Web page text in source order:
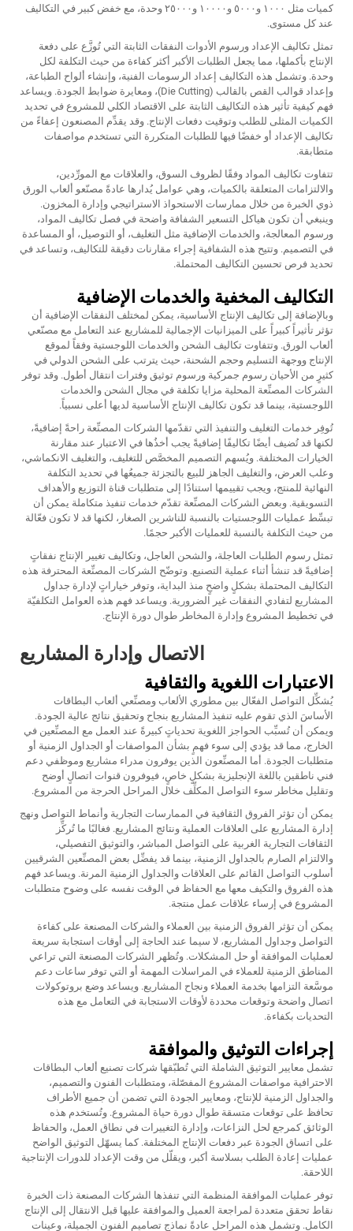
كميات مثل ١٠٠٠ و٥٠٠٠ و١٠٠٠٠ و٢٥٠٠٠ وحدة، مع خفض كبير في التكاليف
عند كل مستوى.
تمثل تكاليف الإعداد ورسوم الأدوات النفقات الثابتة التي تُوزَّع على دفعة
الإنتاج بأكملها، مما يجعل الطلبات الأكبر أكثر كفاءة من حيث التكلفة لكل
وحدة. وتشمل هذه التكاليف إعداد الرسومات الفنية، وإنشاء ألواح الطباعة،
وإعداد قوالب القص بالقالب (Die Cutting)، ومعايرة ضوابط الجودة. ويساعد
فهم كيفية تأثير هذه التكاليف الثابتة على الاقتصاد الكلي للمشروع في تحديد
الكميات المثلى للطلب وتوقيت دفعات الإنتاج. وقد يقدِّم المصنعون إعفاءً من
تكاليف الإعداد أو خفضًا فيها للطلبات المتكررة التي تستخدم مواصفات
متطابقة.
تتفاوت تكاليف المواد وفقًا لظروف السوق، والعلاقات مع المورِّدين،
والالتزامات المتعلقة بالكميات، وهي عوامل يُدارها عادةً مصنّعو ألعاب الورق
ذوي الخبرة من خلال ممارسات الاستحواذ الاستراتيجي وإدارة المخزون.
وينبغي أن تكون هياكل التسعير الشفافة واضحة في فصل تكاليف المواد،
ورسوم المعالجة، والخدمات الإضافية مثل التغليف، أو التوصيل، أو المساعدة
في التصميم. وتتيح هذه الشفافية إجراء مقارنات دقيقة للتكاليف، وتساعد في
تحديد فرص تحسين التكاليف المحتملة.
التكاليف المخفية والخدمات الإضافية
وبالإضافة إلى تكاليف الإنتاج الأساسية، يمكن لمختلف النفقات الإضافية أن
تؤثر تأثيراً كبيراً على الميزانيات الإجمالية للمشاريع عند التعامل مع مصنّعي
ألعاب الورق. وتتفاوت تكاليف الشحن والخدمات اللوجستية وفقاً لموقع
الإنتاج ووجهة التسليم وحجم الشحنة، حيث يترتب على الشحن الدولي في
كثيرٍ من الأحيان رسوم جمركية ورسوم توثيق وفترات انتقال أطول. وقد توفر
الشركات المصنِّعة المحلية مزايا تكلفة في مجال الشحن والخدمات
اللوجستية، بينما قد تكون تكاليف الإنتاج الأساسية لديها أعلى نسبياً.
تُوفِر خدمات التغليف والتنفيذ التي تقدّمها الشركات المصنِّعة راحةً إضافيةً،
لكنها قد تُضيف أيضًا تكاليفًا إضافيةً يجب أخذُها في الاعتبار عند مقارنة
الخيارات المختلفة. ويُسهم التصميم المخصَّص للتغليف، والتغليف الانكماشي،
وعلب العرض، والتغليف الجاهز للبيع بالتجزئة جميعُها في تحديد التكلفة
النهائية للمنتج، ويجب تقييمها استنادًا إلى متطلبات قناة التوزيع والأهداف
التسويقية. وبعض الشركات المصنِّعة تقدّم خدمات تنفيذ متكاملة يمكن أن
تبسِّط عمليات اللوجستيات بالنسبة للناشرين الصغار، لكنها قد لا تكون فعّالة
من حيث التكلفة بالنسبة للعمليات الأكبر حجمًا.
تمثل رسوم الطلبات العاجلة، والشحن العاجل، وتكاليف تغيير الإنتاج نفقاتٍ
إضافيةً قد تنشأ أثناء عملية التصنيع. وتوضّح الشركات المصنِّعة المحترفة هذه
التكاليف المحتملة بشكلٍ واضحٍ منذ البداية، وتوفر خياراتٍ لإدارة جداول
المشاريع لتفادي النفقات غير الضرورية. ويساعد فهم هذه العوامل التكلفيّة
في تخطيط المشروع وإدارة المخاطر طوال دورة الإنتاج.
الاتصال وإدارة المشاريع
الاعتبارات اللغوية والثقافية
يُشكِّل التواصل الفعّال بين مطوري الألعاب ومصنِّعي ألعاب البطاقات
الأساسَ الذي تقوم عليه تنفيذ المشاريع بنجاح وتحقيق نتائج عالية الجودة.
ويمكن أن تُسبِّب الحواجز اللغوية تحدياتٍ كبيرةً عند العمل مع المصنِّعين في
الخارج، مما قد يؤدي إلى سوء فهمٍ بشأن المواصفات أو الجداول الزمنية أو
متطلبات الجودة. أما المصنِّعون الذين يوفرون مدراء مشاريع وموظفي دعم
فني ناطقين باللغة الإنجليزية بشكلٍ خاصٍ، فيوفرون قنوات اتصالٍ أوضح
وتقليل مخاطر سوء التواصل المكلِّف خلال المراحل الحرجة من المشروع.
يمكن أن تؤثر الفروق الثقافية في الممارسات التجارية وأنماط التواصل ونهج
إدارة المشاريع على العلاقات العملية ونتائج المشاريع. فغالبًا ما تُركِّز
الثقافات التجارية الغربية على التواصل المباشر، والتوثيق التفصيلي،
والالتزام الصارم بالجداول الزمنية، بينما قد يفضِّل بعض المصنِّعين الشرقيين
أسلوب التواصل القائم على العلاقات والجداول الزمنية المرنة. ويساعد فهم
هذه الفروق والتكيف معها مع الحفاظ في الوقت نفسه على وضوح متطلبات
المشروع في إرساء علاقات عمل منتجة.
يمكن أن تؤثر الفروق الزمنية بين العملاء والشركات المصنعة على كفاءة
التواصل وجداول المشاريع، لا سيما عند الحاجة إلى أوقات استجابة سريعة
لعمليات الموافقة أو حل المشكلات. وتُظهر الشركات المصنعة التي تراعي
المناطق الزمنية للعملاء في المراسلات المهمة أو التي توفر ساعات دعم
موسَّعة التزامها بخدمة العملاء ونجاح المشاريع. ويساعد وضع بروتوكولات
اتصال واضحة وتوقعات محددة لأوقات الاستجابة في التعامل مع هذه
التحديات بكفاءة.
إجراءات التوثيق والموافقة
تشمل معايير التوثيق الشاملة التي تُطبّقها شركات تصنيع ألعاب البطاقات
الاحترافية مواصفات المشروع المفصّلة، ومتطلبات الفنون والتصميم،
والجداول الزمنية للإنتاج، ومعايير الجودة التي تضمن أن جميع الأطراف
تحافظ على توقعات متسقة طوال دورة حياة المشروع. وتُستخدم هذه
الوثائق كمرجع لحل النزاعات، وإدارة التغييرات في نطاق العمل، والحفاظ
على اتساق الجودة عبر دفعات الإنتاج المختلفة. كما يسهّل التوثيق الواضح
عمليات إعادة الطلب بسلاسة أكبر، ويقلّل من وقت الإعداد للدورات الإنتاجية
اللاحقة.
توفر عمليات الموافقة المنظمة التي تنفذها الشركات المصنعة ذات الخبرة
نقاط تحقق متعددة لمراجعة العميل والموافقة عليها قبل الانتقال إلى الإنتاج
الكامل. وتشمل هذه المراحل عادةً نماذج تصاميم الفنون الجميلة، وعينات